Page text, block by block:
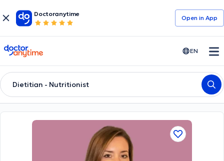
Doctoranytime
Open in Αpp
doctoranytime EN
Dietitian - Nutritionist